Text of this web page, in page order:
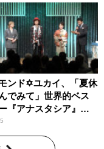
ンド✡ユカイ、「夏休
でみて」世界的ベス
『アナスタシア』を